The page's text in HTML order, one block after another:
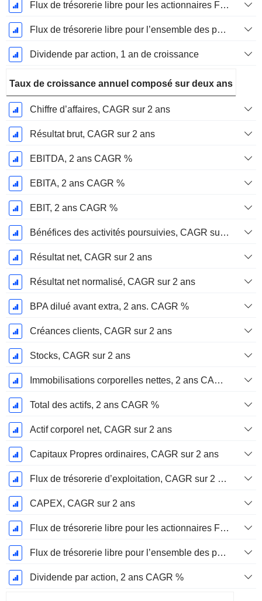
Flux de trésorerie libre pour les actionnaires FCFE, Croissance 1 an
Flux de trésorerie libre pour l’ensemble des pourvoyeurs de fonds (créanciers et actionnaires) FCFF, Croissance 1 an
Dividende par action, 1 an de croissance
Taux de croissance annuel composé sur deux ans
Chiffre d’affaires, CAGR sur 2 ans
Résultat brut, CAGR sur 2 ans
EBITDA, 2 ans CAGR %
EBITA, 2 ans CAGR %
EBIT, 2 ans CAGR %
Bénéfices des activités poursuivies, CAGR sur 2 ans
Résultat net, CAGR sur 2 ans
Résultat net normalisé, CAGR sur 2 ans
BPA dilué avant extra, 2 ans. CAGR %
Créances clients, CAGR sur 2 ans
Stocks, CAGR sur 2 ans
Immobilisations corporelles nettes, 2 ans CAGR %
Total des actifs, 2 ans CAGR %
Actif corporel net, CAGR sur 2 ans
Capitaux Propres ordinaires, CAGR sur 2 ans
Flux de trésorerie d’exploitation, CAGR sur 2 ans
CAPEX, CAGR sur 2 ans
Flux de trésorerie libre pour les actionnaires FCFE, CAGR sur 2 ans
Flux de trésorerie libre pour l’ensemble des pourvoyeurs de fonds (créanciers et actionnaires) FCFF, CAGR sur 2 ans
Dividende par action, 2 ans CAGR %